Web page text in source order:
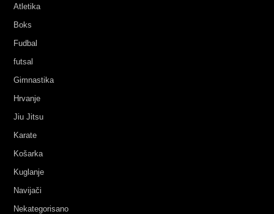
Atletika
Boks
Fudbal
futsal
Gimnastika
Hrvanje
Jiu Jitsu
Karate
Košarka
Kuglanje
Navijači
Nekategorisano